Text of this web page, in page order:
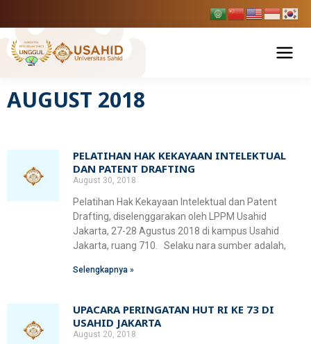
to
content
Tentang USAHID
Bagan & Struktur Organisasi
Manajemen Universitas
BPMPP Usahid
Fakultas Ekonomi dan Bisnis
Manajemen
Akuntansi
Fakultas Hukum
Ilmu Hukum
Fakultas Ilmu Komunikasi
D-III Broadcasting (Penyiaran)
Fakultas Teknik
Teknik Industri
Teknik Lingkungan
Fakultas Teknologi Pangan & Kesehatan
Pendaftaran Mahasiswa Baru
Penelitian & Publikasi
Berita Usahid
AUGUST 2018
PELATIHAN HAK KEKAYAAN INTELEKTUAL
DAN PATENT DRAFTING
August 30, 2018
Pelatihan Hak Kekayaan Intelektual dan Patent
Drafting, diselenggarakan oleh LPPM Usahid
Jakarta, 27-28 Agustus 2018 di kampus Usahid
Jakarta, ruang 710. Selaku nara sumber adalah,
Selengkapnya »
UPACARA PERINGATAN HUT RI KE 73 DI
USAHID JAKARTA
August 20, 2018